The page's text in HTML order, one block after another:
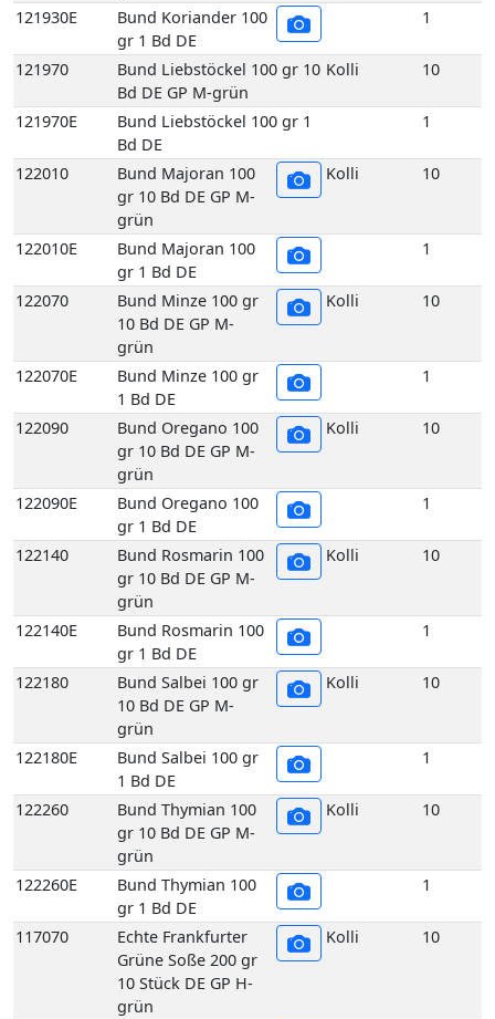
121930E
Bund Koriander 100
gr 1 Bd DE
1
121970
Bund Liebstöckel 100 gr 10
Bd DE GP M-grün
Kolli 10
121970E
Bund Liebstöckel 100 gr 1
Bd DE
1
122010
Bund Majoran 100
gr 10 Bd DE GP M-
grün
Kolli 10
122010E
Bund Majoran 100
gr 1 Bd DE
1
122070
Bund Minze 100 gr
10 Bd DE GP M-
grün
Kolli 10
122070E
Bund Minze 100 gr
1 Bd DE
1
122090
Bund Oregano 100
gr 10 Bd DE GP M-
grün
Kolli 10
122090E
Bund Oregano 100
gr 1 Bd DE
1
122140
Bund Rosmarin 100
gr 10 Bd DE GP M-
grün
Kolli 10
122140E
Bund Rosmarin 100
gr 1 Bd DE
1
122180
Bund Salbei 100 gr
10 Bd DE GP M-
grün
Kolli 10
122180E
Bund Salbei 100 gr
1 Bd DE
1
122260
Bund Thymian 100
gr 10 Bd DE GP M-
grün
Kolli 10
122260E
Bund Thymian 100
gr 1 Bd DE
1
117070
Echte Frankfurter
Grüne Soße 200 gr
10 Stück DE GP H-
grün
Kolli 10